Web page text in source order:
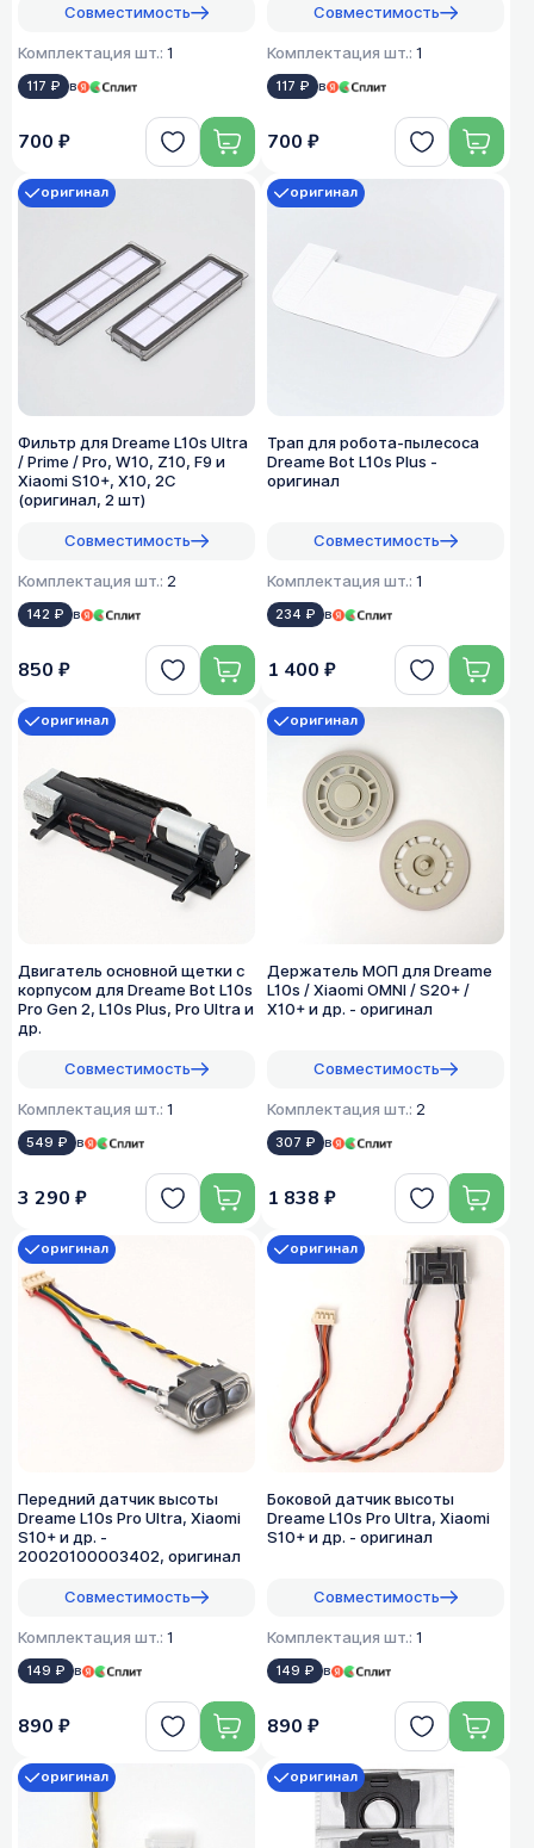
Совместимость
Комплектация шт.: 1
117 ₽ в
700 ₽
Совместимость
Комплектация шт.: 1
117 ₽ в
700 ₽
Фильтр для Dreame L10s Ultra
/ Prime / Pro, W10, Z10, F9 и
Xiaomi S10+, X10, 2C
(оригинал, 2 шт)
Совместимость
Комплектация шт.: 2
142 ₽ в
оригинал
850 ₽
Трап для робота-пылесоса
Dreame Bot L10s Plus -
оригинал
Совместимость
Комплектация шт.: 1
234 ₽ в
оригинал
1 400 ₽
Двигатель основной щетки с
корпусом для Dreame Bot L10s
Pro Gen 2, L10s Plus, Pro Ultra и
др.
Совместимость
Комплектация шт.: 1
549 ₽ в
оригинал
3 290 ₽
Держатель МОП для Dreame
L10s / Xiaomi OMNI / S20+ /
X10+ и др. - оригинал
Совместимость
Комплектация шт.: 2
307 ₽ в
оригинал
1 838 ₽
Передний датчик высоты
Dreame L10s Pro Ultra, Xiaomi
S10+ и др. -
20020100003402, оригинал
Совместимость
Комплектация шт.: 1
149 ₽ в
оригинал
890 ₽
Боковой датчик высоты
Dreame L10s Pro Ultra, Xiaomi
S10+ и др. - оригинал
Совместимость
Комплектация шт.: 1
149 ₽ в
оригинал
890 ₽
оригинал оригинал